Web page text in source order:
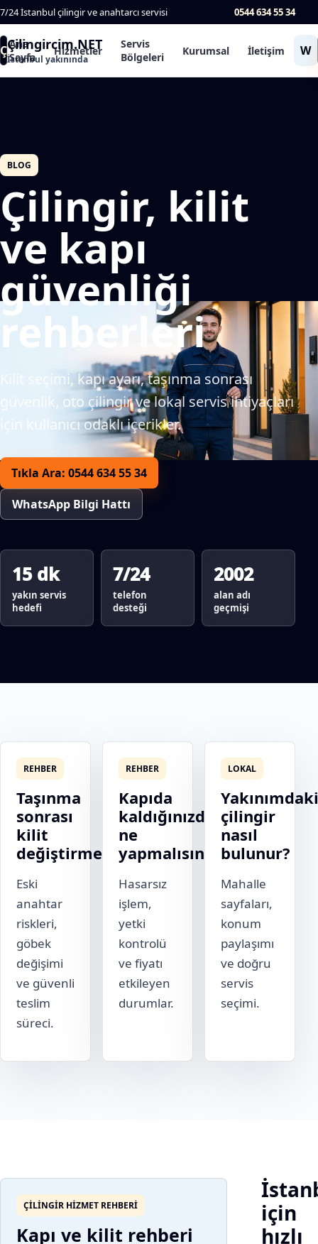
7/24 İstanbul çilingir ve anahtarcı servisi 0544 634 55 34
ÇÇilingircim.NET
İstanbul yakınında
Ana
Sayfa
Hizmetler
Servis
Bölgeleri
Kurumsal İletişim W
BLOG
Çilingir, kilit
ve kapı
güvenliği
rehberleri
Kilit seçimi, kapı ayarı, taşınma sonrası
güvenlik, oto çilingir ve lokal servis ihtiyaçları
için kullanıcı odaklı içerikler.
Tıkla Ara: 0544 634 55 34
WhatsApp Bilgi Hattı
15 dk
yakın servis
hedefi
7/24
telefon
desteği
2002
alan adı
geçmişi
REHBER
Taşınma
sonrası
kilit
değiştirme
Eski
anahtar
riskleri,
göbek
değişimi
ve güvenli
teslim
süreci.
REHBER
Kapıda
kaldığınızda
ne
yapmalısınız?
Hasarsız
işlem,
yetki
kontrolü
ve fiyatı
etkileyen
durumlar.
LOKAL
Yakınımdaki
çilingir
nasıl
bulunur?
Mahalle
sayfaları,
konum
paylaşımı
ve doğru
servis
seçimi.
ÇILINGIR HIZMET REHBERI
Kapı ve kilit rehberi
için
hızlı